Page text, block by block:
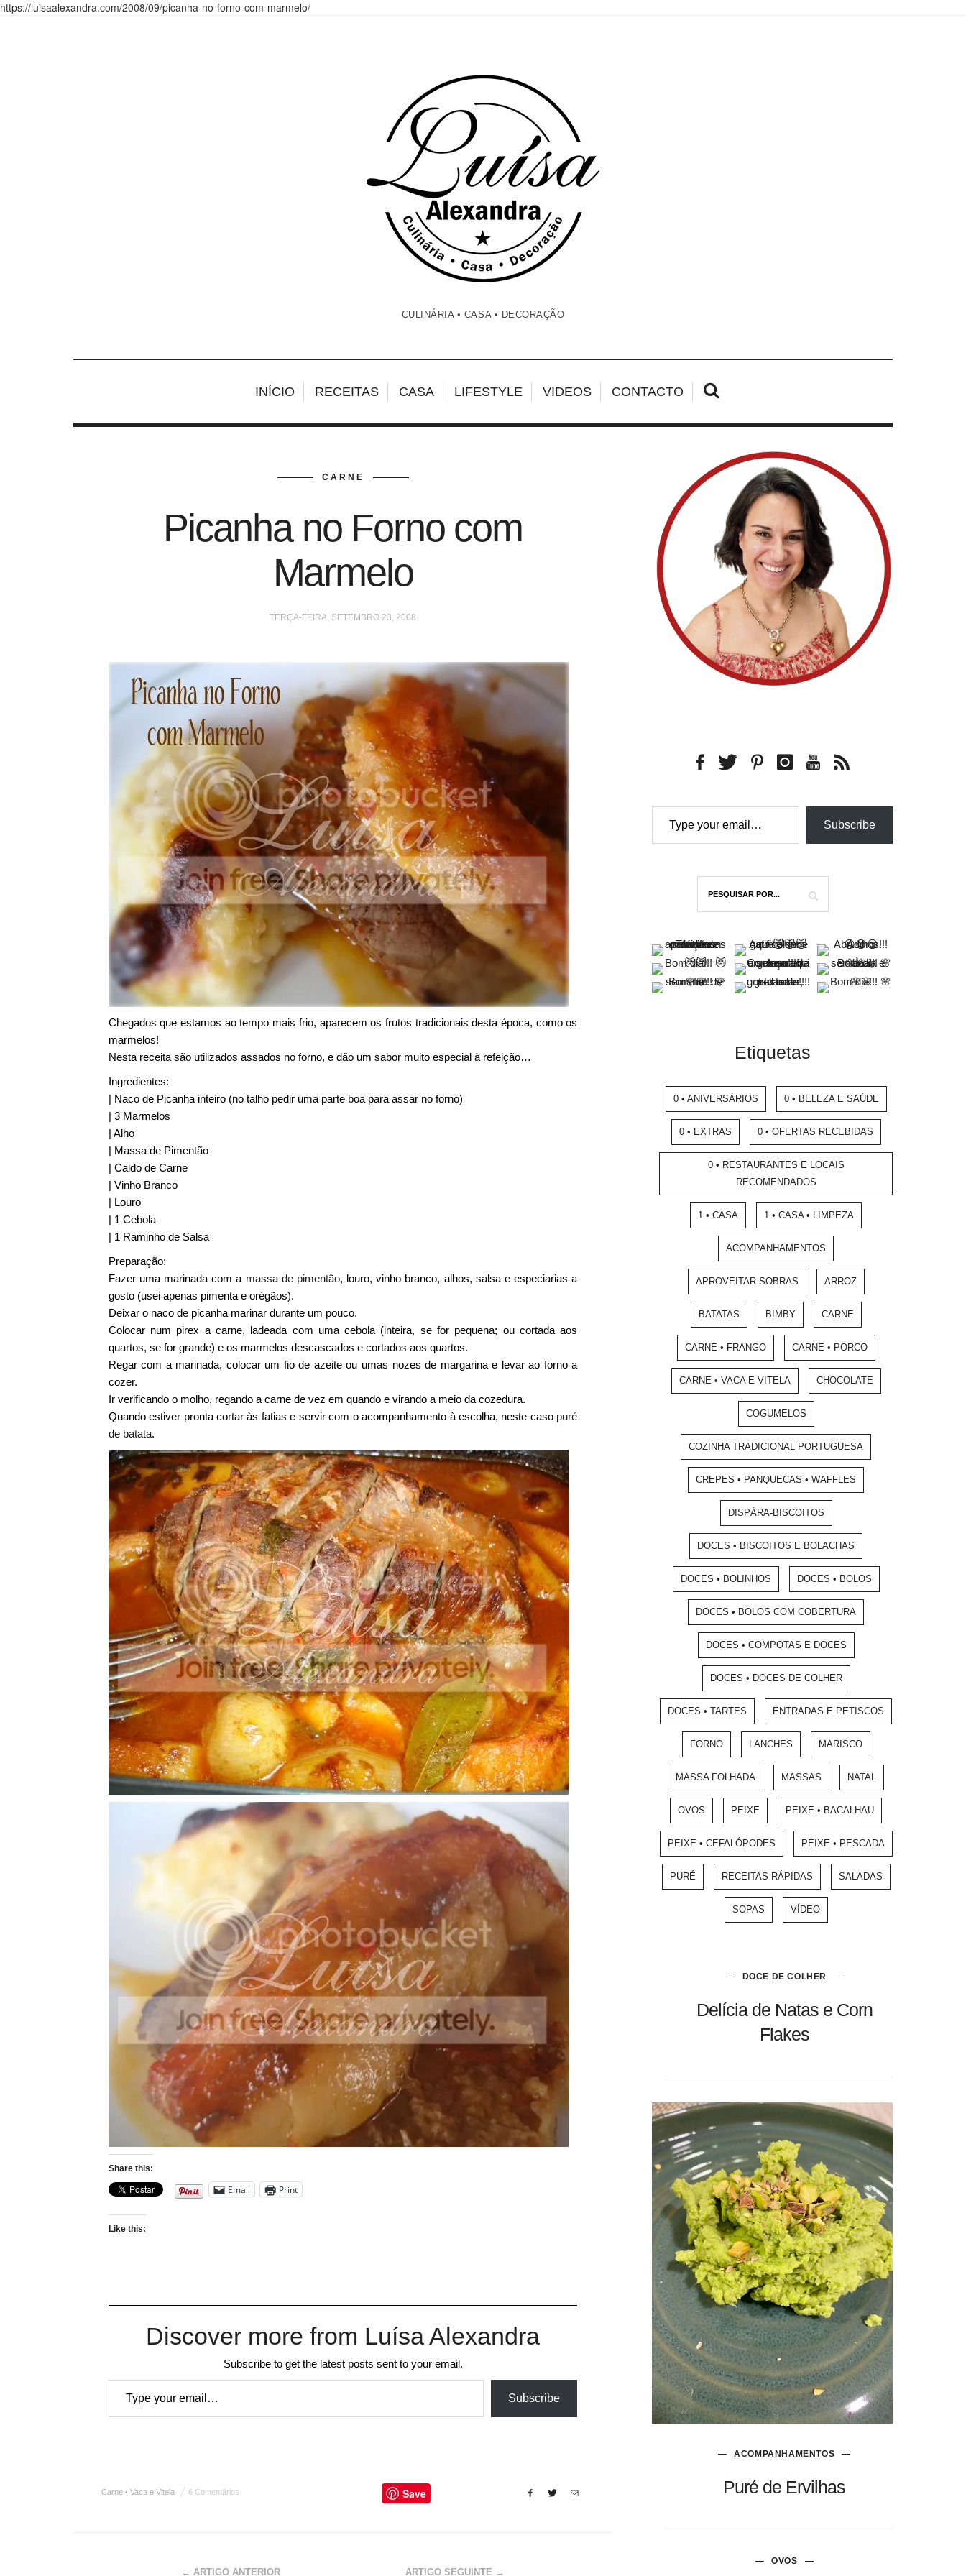
https://luisaalexandra.com/2008/09/picanha-no-forno-com-marmelo/
CULINÁRIA • CASA • DECORAÇÃO
INÍCIO RECEITAS CASA LIFESTYLE VIDEOS CONTACTO
CARNE
Picanha no Forno com
Marmelo
TERÇA-FEIRA, SETEMBRO 23, 2008
Chegados que estamos ao tempo mais frio, aparecem os frutos tradicionais desta época, como os
marmelos!
Nesta receita são utilizados assados no forno, e dão um sabor muito especial à refeição…
Ingredientes:
| Naco de Picanha inteiro (no talho pedir uma parte boa para assar no forno)
| 3 Marmelos
| Alho
| Massa de Pimentão
| Caldo de Carne
| Vinho Branco
| Louro
| 1 Cebola
| 1 Raminho de Salsa
Preparação:
Fazer uma marinada com a massa de pimentão, louro, vinho branco, alhos, salsa e especiarias a
gosto (usei apenas pimenta e orégãos).
Deixar o naco de picanha marinar durante um pouco.
Colocar num pirex a carne, ladeada com uma cebola (inteira, se for pequena; ou cortada aos
quartos, se for grande) e os marmelos descascados e cortados aos quartos.
Regar com a marinada, colocar um fio de azeite ou umas nozes de margarina e levar ao forno a
cozer.
Ir verificando o molho, regando a carne de vez em quando e virando a meio da cozedura.
Quando estiver pronta cortar às fatias e servir com o acompanhamento à escolha, neste caso puré
de batata.
Share this:
Email Print
Like this:
Discover more from Luísa Alexandra
Subscribe to get the latest posts sent to your email.
Type your email…
Subscribe
Carne • Vaca e Vitela 6 Comentários Save
← ARTIGO ANTERIOR ARTIGO SEGUINTE →
Type your email…
Subscribe
Etiquetas
0 • ANIVERSÁRIOS 0 • BELEZA E SAÚDE
0 • EXTRAS 0 • OFERTAS RECEBIDAS
0 • RESTAURANTES E LOCAIS
RECOMENDADOS
1 • CASA 1 • CASA • LIMPEZA
ACOMPANHAMENTOS
APROVEITAR SOBRAS ARROZ
BATATAS BIMBY CARNE
CARNE • FRANGO CARNE • PORCO
CARNE • VACA E VITELA CHOCOLATE
COGUMELOS
COZINHA TRADICIONAL PORTUGUESA
CREPES • PANQUECAS • WAFFLES
DISPÁRA-BISCOITOS
DOCES • BISCOITOS E BOLACHAS
DOCES • BOLINHOS DOCES • BOLOS
DOCES • BOLOS COM COBERTURA
DOCES • COMPOTAS E DOCES
DOCES • DOCES DE COLHER
DOCES • TARTES ENTRADAS E PETISCOS
FORNO LANCHES MARISCO
MASSA FOLHADA MASSAS NATAL
OVOS PEIXE PEIXE • BACALHAU
PEIXE • CEFALÓPODES PEIXE • PESCADA
PURÉ RECEITAS RÁPIDAS SALADAS
SOPAS VÍDEO
DOCE DE COLHER
Delícia de Natas e Corn
Flakes
ACOMPANHAMENTOS
Puré de Ervilhas
OVOS